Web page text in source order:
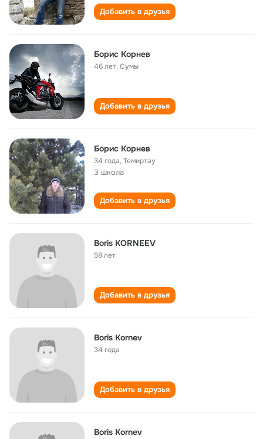
Добавить в друзья
Борис Корнев
46 лет,Сумы
Добавить в друзья
Борис Корнев
34 года,Темиртау
3 школа
Добавить в друзья
Boris KORNEEV
58 лет
Добавить в друзья
Boris Kornev
34 года
Добавить в друзья
Boris Kornev